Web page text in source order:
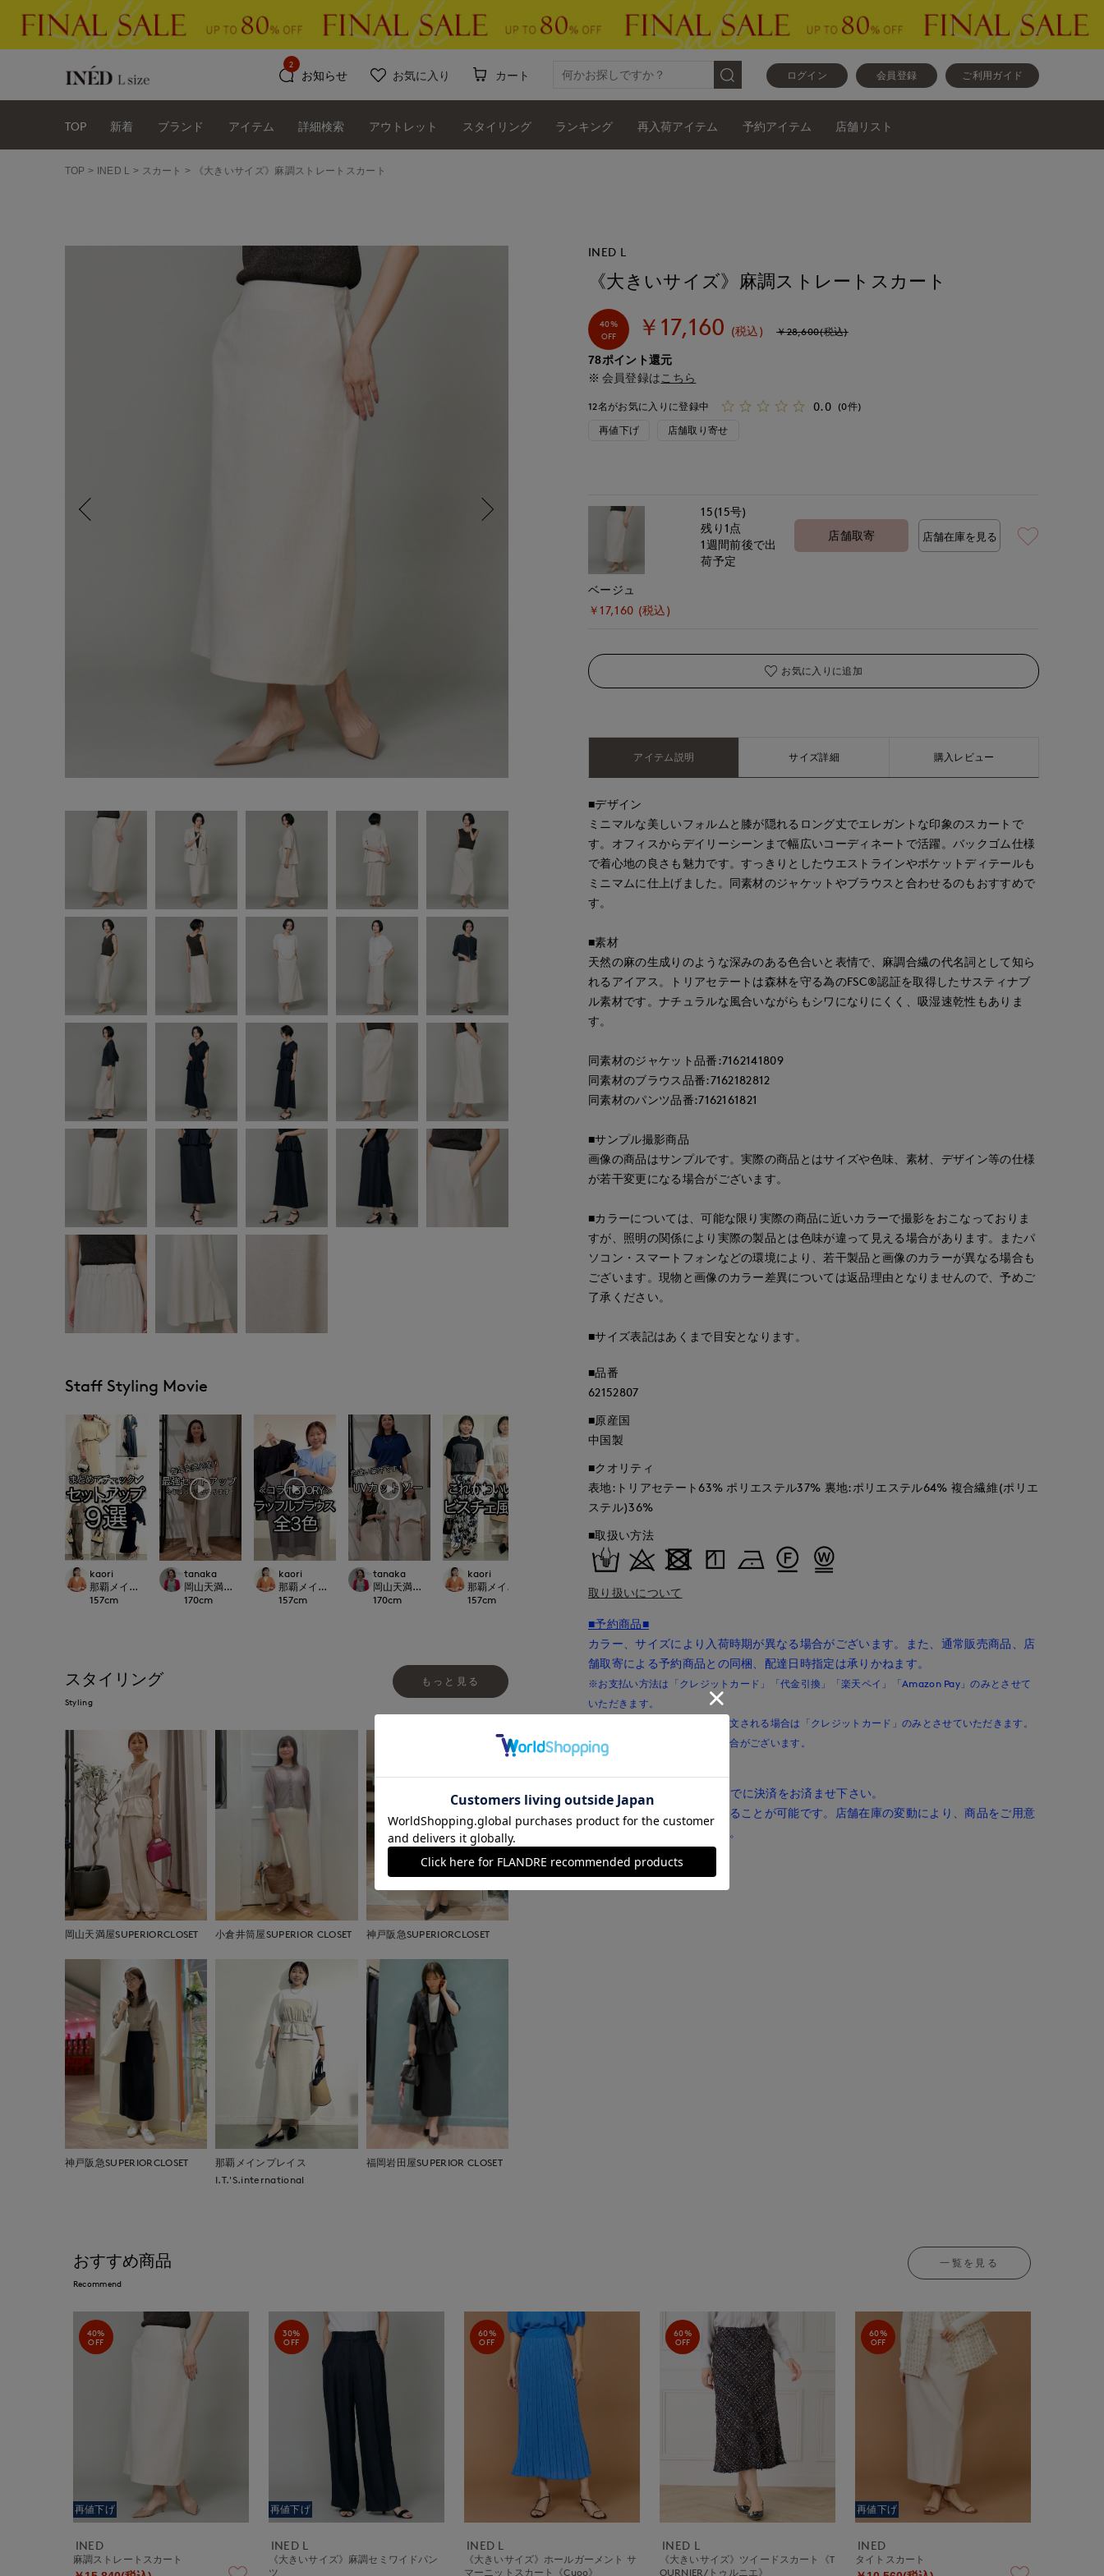
ログイン 会員登録 ご利用ガイド
お知らせ
2
お気に入り カート
TOP 新着 ブランド アイテム 詳細検索 アウトレット スタイリング ランキング 再入荷アイテム 予約アイテム 店舗リスト
TOP INED L スカート 《大きいサイズ》麻調ストレートスカート
Staff Styling Movie
kaori
那覇メインプレイスI.T.'S.international
157cm
tanaka
岡山天満屋SUPERIORCLOSET
170cm
kaori
那覇メインプレイスI.T.'S.international
157cm
tanaka
岡山天満屋SUPERIORCLOSET
170cm
kaori
那覇メインプレイスI.T.'S.international
157cm
那覇メインプレイスI.T.'S.international
cm
kaori
那覇メインプレイスI.T.'S.international
157cm
スタイリング
Styling
もっと見る
岡山天満屋SUPERIORCLOSET 小倉井筒屋SUPERIOR CLOSET 神戸阪急SUPERIORCLOSET
神戸阪急SUPERIORCLOSET
那覇メインプレイス
I.T.'S.international
福岡岩田屋SUPERIOR CLOSET
INED L
《大きいサイズ》麻調ストレートスカート
40%
OFF
￥17,160 (税込) ￥28,600(税込)
78ポイント還元
会員登録は こちら
12名がお気に入りに登録中 0.0 (0件)
再値下げ
店舗取り寄せ
ベージュ
￥17,160 (税込)
15(15号)
残り1点
1週間前後で出
荷予定
店舗取寄 店舗在庫を見る
お気に入りに追加
アイテム説明 サイズ詳細 購入レビュー
■デザイン
ミニマルな美しいフォルムと膝が隠れるロング丈でエレガントな印象のスカートで
す。オフィスからデイリーシーンまで幅広いコーディネートで活躍。バックゴム仕様
で着心地の良さも魅力です。すっきりとしたウエストラインやポケットディテールも
ミニマムに仕上げました。同素材のジャケットやブラウスと合わせるのもおすすめで
す。
■素材
天然の麻の生成りのような深みのある色合いと表情で、麻調合繊の代名詞として知ら
れるアイアス。トリアセテートは森林を守る為のFSC®認証を取得したサスティナブ
ル素材です。ナチュラルな風合いながらもシワになりにくく、吸湿速乾性もありま
す。
同素材のジャケット品番:7162141809
同素材のブラウス品番:7162182812
同素材のパンツ品番:7162161821
■サンプル撮影商品
画像の商品はサンプルです。実際の商品とはサイズや色味、素材、デザイン等の仕様
が若干変更になる場合がございます。
■カラーについては、可能な限り実際の商品に近いカラーで撮影をおこなっておりま
すが、照明の関係により実際の製品とは色味が違って見える場合があります。またパ
ソコン・スマートフォンなどの環境により、若干製品と画像のカラーが異なる場合も
ございます。現物と画像のカラー差異については返品理由となりませんので、予めご
了承ください。
■サイズ表記はあくまで目安となります。
■品番
62152807
■原産国
中国製
■クオリティ
表地:トリアセテート63% ポリエステル37% 裏地:ポリエステル64% 複合繊維(ポリエ
ステル)36%
■取扱い方法
取り扱いについて
■予約商品■
カラー、サイズにより入荷時期が異なる場合がございます。また、通常販売商品、店
舗取寄による予約商品との同梱、配達日時指定は承りかねます。
※お支払い方法は「クレジットカード」「代金引換」「楽天ペイ」「Amazon Pay」のみとさせて
いただきます。
※複数の予約商品を同時にご注文される場合は「クレジットカード」のみとさせていただきます。
※記載の入荷時期は前後する場合がございます。
店舗取寄商品は、朝5:59までに決済をお済ませ下さい。
店舗在庫を取り寄せ注文することが可能です。店舗在庫の変動により、商品をご用意
できない場合がございます。
おすすめ商品
Recommend
一覧を見る
40%
OFF
再値下げ
INED
麻調ストレートスカート
30%
OFF
再値下げ
INED L
《大きいサイズ》麻調セミワイドパン
ツ
60%
OFF
INED L
《大きいサイズ》ホールガーメント サ
マーニットスカート《Cuoo》
60%
OFF
INED L
《大きいサイズ》ツイードスカート《T
OURNIER/トゥルニエ》
60%
OFF
再値下げ
INED
タイトスカート